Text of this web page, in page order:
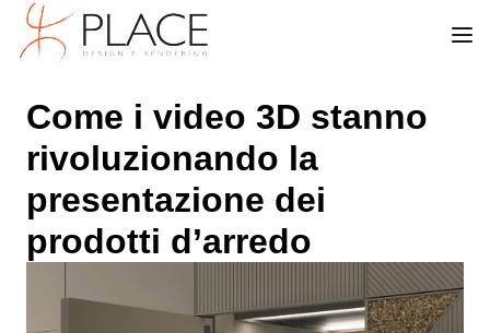
Come i video 3D stanno
rivoluzionando la
presentazione dei
prodotti d’arredo